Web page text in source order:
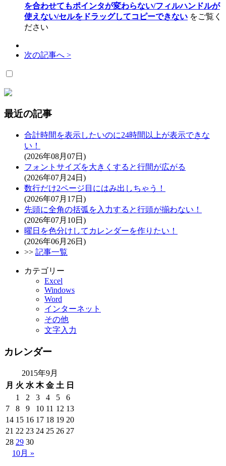
を合わせてもポインタが変わらない/フィルハンドルが
使えない/セルをドラッグしてコピーできない をご覧く
ださい
次の記事へ >
最近の記事
合計時間を表示したいのに24時間以上が表示できな
い！
(2026年08月07日)
フォントサイズを大きくすると行間が広がる
(2026年07月24日)
数行だけ2ページ目にはみ出しちゃう！
(2026年07月17日)
先頭に全角の括弧を入力すると行頭が揃わない！
(2026年07月10日)
曜日を色分けしてカレンダーを作りたい！
(2026年06月26日)
>> 記事一覧
カテゴリー
Excel
Windows
Word
インターネット
その他
文字入力
カレンダー
2015年9月
月 火 水 木 金 土 日
1
2 3 4 5
6
7
8 9 10 11 12 13
14 15 16 17 18 19 20
21 22 23 24 25 26 27
28 29 30
10月 »